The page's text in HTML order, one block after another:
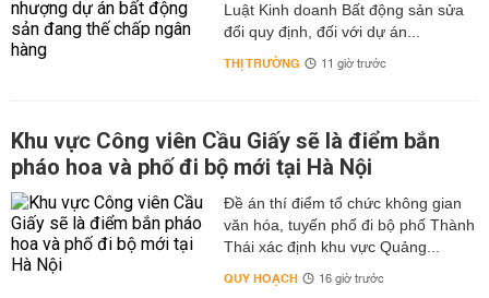
Luật Kinh doanh Bất động sản sửa
đổi quy định, đối với dự án...
THỊ TRƯỜNG 11 giờ trước
Khu vực Công viên Cầu Giấy sẽ là điểm bắn
pháo hoa và phố đi bộ mới tại Hà Nội
Đề án thí điểm tổ chức không gian
văn hóa, tuyến phố đi bộ phố Thành
Thái xác định khu vực Quảng...
QUY HOẠCH 16 giờ trước